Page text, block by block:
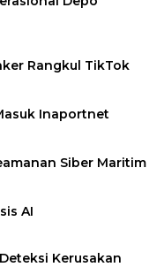
Rangkul TikTok
Inaportnet
Siber Maritim
AI
Kerusakan